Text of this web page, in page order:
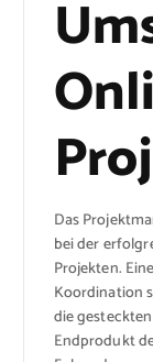
Das
bei der
Projekten.
Koordination
die
Endprodukt